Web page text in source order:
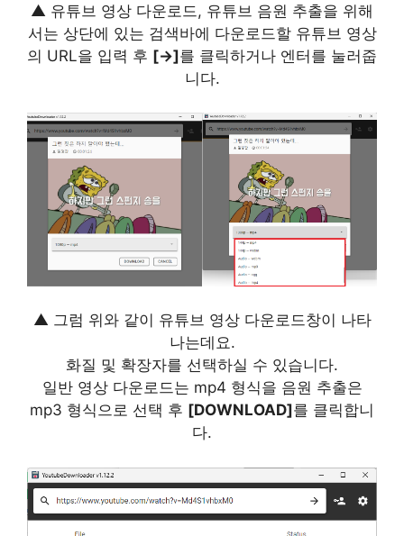
▲ 유튜브 영상 다운로드, 유튜브 음원 추출을 위해
서는 상단에 있는 검색바에 다운로드할 유튜브 영상
의 URL을 입력 후 [→]를 클릭하거나 엔터를 눌러줍
니다.
▲ 그럼 위와 같이 유튜브 영상 다운로드창이 나타
나는데요.
화질 및 확장자를 선택하실 수 있습니다.
일반 영상 다운로드는 mp4 형식을 음원 추출은
mp3 형식으로 선택 후 [DOWNLOAD]를 클릭합니
다.